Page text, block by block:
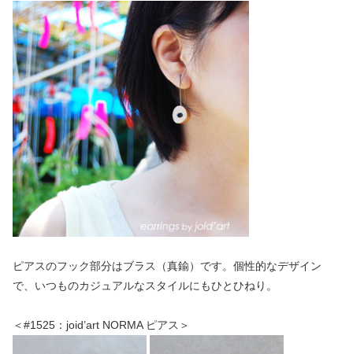
ピアスのフック部分はブラス（真鍮）です。個性的なデザイン
で、いつものカジュアルなスタイルにもひとひねり。
＜#1525：joid’art NORMA ピアス＞